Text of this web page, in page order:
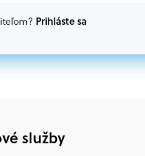
organizácia,
Prihláste sa
služby